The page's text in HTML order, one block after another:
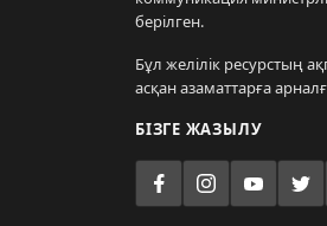
берілген.
Бұл желілік ресурстың
асқан азаматтарға
БІЗГЕ ЖАЗЫЛУ